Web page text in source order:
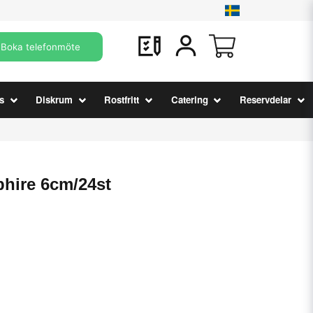
Boka telefonmöte
Diskrum Rostfritt Catering Reservdelar
6cm/24st